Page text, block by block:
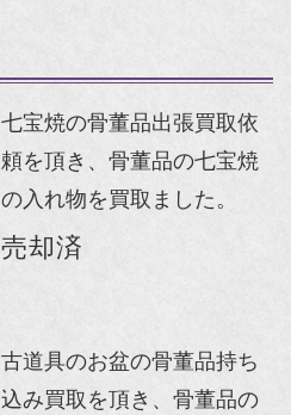
七宝焼の骨董品出張買取依
頼を頂き、骨董品の七宝焼
の入れ物を買取ました。
売却済
古道具のお盆の骨董品持ち
込み買取を頂き、骨董品の